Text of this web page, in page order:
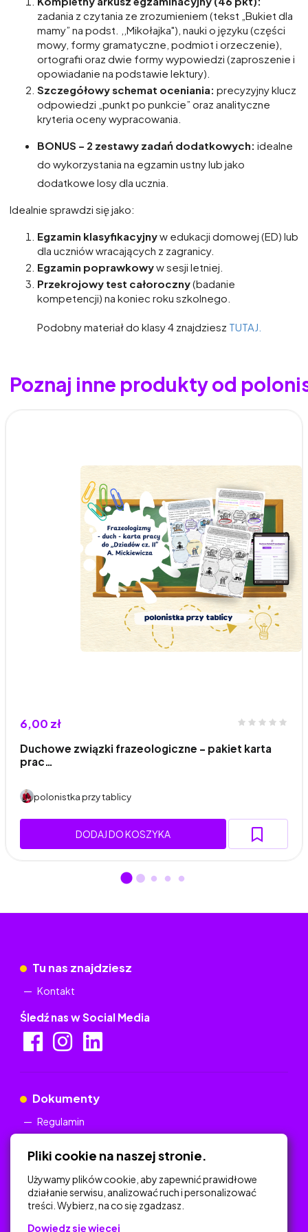
zadania z czytania ze zrozumieniem (tekst „Bukiet dla
mamy” na podst. ,,Mikołajka"), nauki o języku (części
mowy, formy gramatyczne, podmiot i orzeczenie),
ortografii oraz dwie formy wypowiedzi (zaproszenie i
opowiadanie na podstawie lektury).
Szczegółowy schemat oceniania: precyzyjny klucz
odpowiedzi „punkt po punkcie” oraz analityczne
kryteria oceny wypracowania.
BONUS – 2 zestawy zadań dodatkowych: idealne
do wykorzystania na egzamin ustny lub jako
dodatkowe losy dla ucznia.
Idealnie sprawdzi się jako:
Egzamin klasyfikacyjnyw edukacji domowej (ED) lub
dla uczniów wracających z zagranicy.
Egzamin poprawkowyw sesji letniej.
Przekrojowy test całoroczny(badanie
kompetencji) na koniec roku szkolnego.
Podobny materiał do klasy 4 znajdziesz TUTAJ.
Poznaj inne produkty od
6,00 zł
Duchowe związki frazeologiczne – pakiet karta
prac…
polonistka przy tablicy
DODAJ DO KOSZYKA
Tu nas znajdziesz
Kontakt
Śledź nas w Social Media
Dokumenty
Regulamin
Na skróty
Pliki cookie na naszej stronie.
Używamy plików cookie, aby zapewnić prawidłowe
działanie serwisu, analizować ruch i personalizować
treści. Wybierz, na co się zgadzasz.
Dowiedz się więcej